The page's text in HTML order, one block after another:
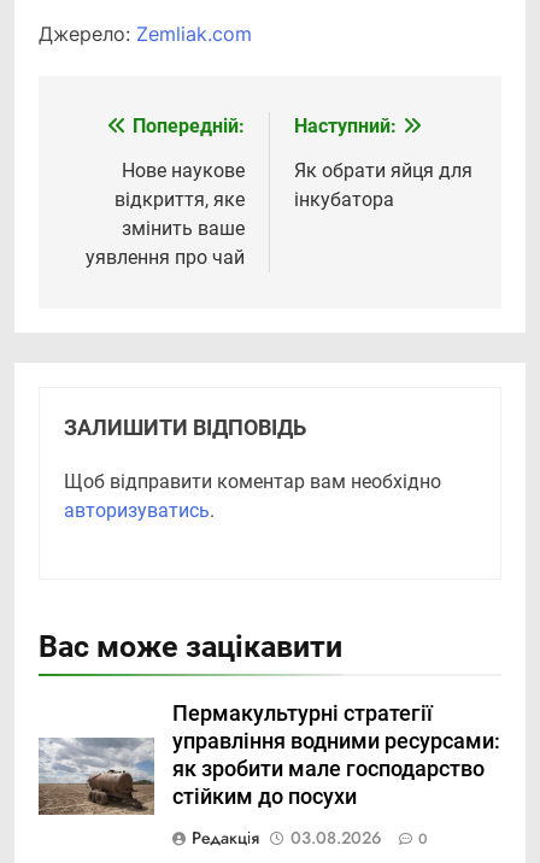
Джерело: Zemliak.com
Навігація
записів
Попередній:
Нове наукове
відкриття, яке
змінить ваше
уявлення про чай
Наступний:
Як обрати яйця для
інкубатора
ЗАЛИШИТИ ВІДПОВІДЬ
Щоб відправити коментар вам необхідно
авторизуватись.
Вас може зацікавити
Пермакультурні стратегії
управління водними ресурсами:
як зробити мале господарство
стійким до посухи
Редакція
03.08.2026 0